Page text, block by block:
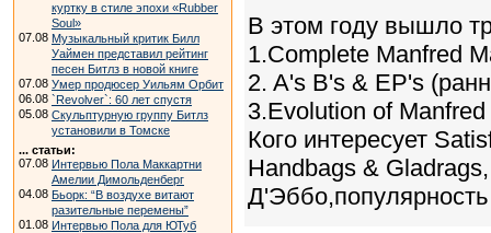
куртку в стиле эпохи «Rubber
Soul»
07.08 Музыкальный критик Билл
Уаймен представил рейтинг
песен Битлз в новой книге
07.08 Умер продюсер Уильям Орбит
06.08 `Revolver`: 60 лет спустя
05.08 Скульптурную группу Битлз
установили в Томске
... статьи:
07.08 Интервью Пола Маккартни
Амелии Димольденберг
04.08 Бьорк: “В воздухе витают
разительные перемены”
01.08 Интервью Пола для ЮТуб
В этом году вышло
1.Complete Manfred
2. A's B's & EP's
3.Evolution of
Кого интересует
Handbags &